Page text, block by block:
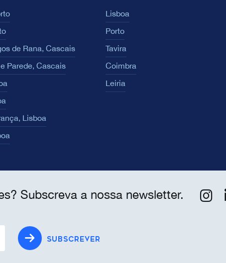
de Rana, Cascais
Parede, Cascais
Lisboa
Lisboa
Porto
Tavira
Coimbra
Leiria
Subscreva a nossa newsletter.
SUBSCREVER